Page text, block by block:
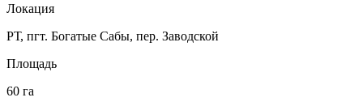
Локация
РТ, пгт. Богатые Сабы, пер. Заводской
Площадь
60 га